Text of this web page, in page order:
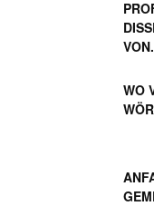
WO